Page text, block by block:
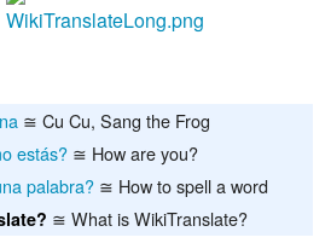
≅ Cu Cu, Sang the Frog
estás? ≅ How are you?
palabra? ≅ How to spell a word
≅ What is WikiTranslate?